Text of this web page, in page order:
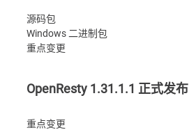
源码包
Windows 二进制包
重点变更
OpenResty 1.31.1.1 正式发布
重点变更